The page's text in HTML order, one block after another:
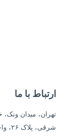
ارتباط با ما
تهران، میدان ونک،
شرقی، پلاک ۲۶، واحد ۴